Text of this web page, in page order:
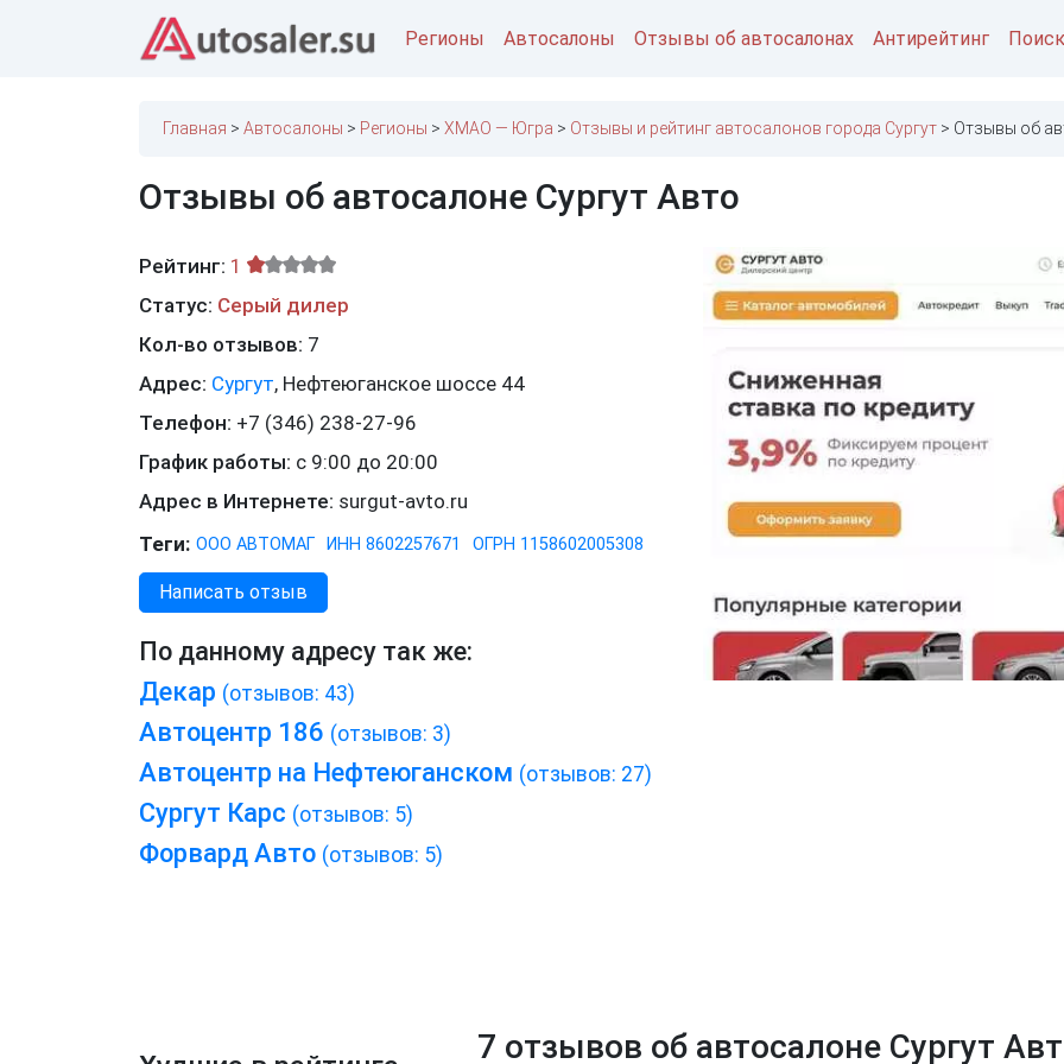
Регионы Автосалоны Отзывы об автосалонах Антирейтинг Поиск
Главная Автосалоны Регионы ХМАО — Югра Отзывы и рейтинг автосалонов города Сургут Отзывы об
Отзывы об автосалоне Сургут Авто
Рейтинг: 1
Статус: Серый дилер
Кол-во отзывов: 7
Адрес: Сургут, Нефтеюганское шоссе 44
Телефон: +7 (346) 238-27-96
График работы: с 9:00 до 20:00
Адрес в Интернете: surgut-avto.ru
Теги: ООО АВТОМАГ ИНН 8602257671 ОГРН 1158602005308
Написать отзыв
По данному адресу так же:
Декар (отзывов: 43)
Автоцентр 186 (отзывов: 3)
Автоцентр на Нефтеюганском (отзывов: 27)
Сургут Карс (отзывов: 5)
Форвард Авто (отзывов: 5)
7 отзывов об автосалоне Сургут